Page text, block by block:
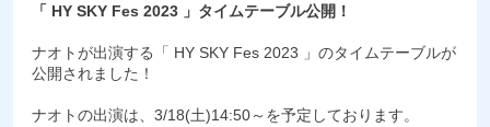
「 HY SKY Fes 2023 」タイムテーブル公開！
ナオトが出演する「 HY SKY Fes 2023 」のタイムテーブルが
公開されました！
ナオトの出演は、3/18(土)14:50～を予定しております。